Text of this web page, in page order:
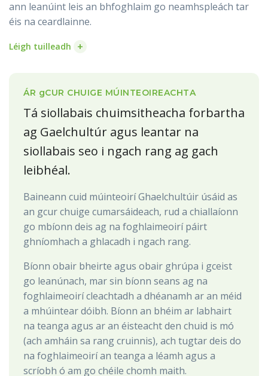
ann leanúint leis an bhfoghlaim go neamhspleách tar
éis na ceardlainne.
Léigh tuilleadh +
ÁR gCUR CHUIGE MÚINTEOIREACHTA
Tá siollabais chuimsitheacha forbartha
ag Gaelchultúr agus leantar na
siollabais seo i ngach rang ag gach
leibhéal.
Baineann cuid múinteoirí Ghaelchultúir úsáid as
an gcur chuige cumarsáideach, rud a chiallaíonn
go mbíonn deis ag na foghlaimeoirí páirt
ghníomhach a ghlacadh i ngach rang.
Bíonn obair bheirte agus obair ghrúpa i gceist
go leanúnach, mar sin bíonn seans ag na
foghlaimeoirí cleachtadh a dhéanamh ar an méid
a mhúintear dóibh. Bíonn an bhéim ar labhairt
na teanga agus ar an éisteacht den chuid is mó
(ach amháin sa rang cruinnis), ach tugtar deis do
na foghlaimeoirí an teanga a léamh agus a
scríobh ó am go chéile chomh maith.